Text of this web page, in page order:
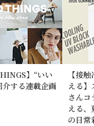
】“いい
介する連載企画
【接
える】
さんコ
える、
の日常